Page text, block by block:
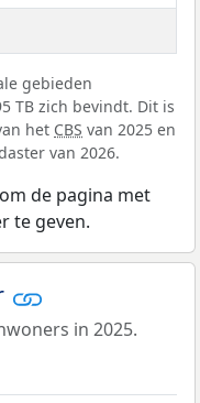
gebieden
TB zich bevindt. Dit is
het CBS van 2025 en
van 2026.
de pagina met
te geven.
in 2025.